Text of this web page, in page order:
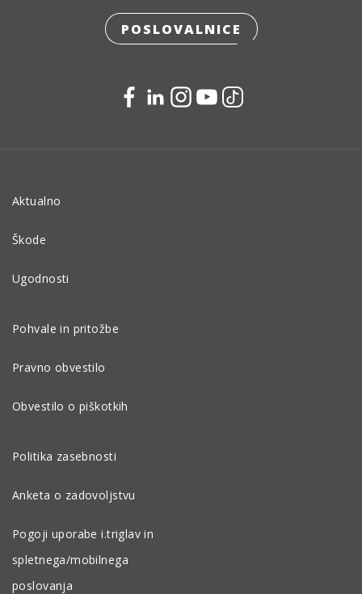
POSLOVALNICE
Aktualno
Škode
Ugodnosti
Pohvale in pritožbe
Pravno obvestilo
Obvestilo o piškotkih
Politika zasebnosti
Anketa o zadovoljstvu
Pogoji uporabe i.triglav in
spletnega/mobilnega
poslovanja